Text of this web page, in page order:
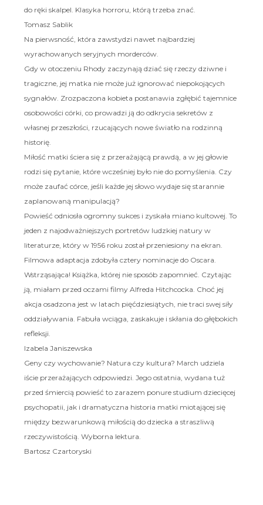
do ręki skalpel. Klasyka horroru, którą trzeba znać.
Tomasz Sablik
Na pierwsność, która zawstydzi nawet najbardziej
wyrachowanych seryjnych morderców.
Gdy w otoczeniu Rhody zaczynają dziać się rzeczy dziwne i
tragiczne, jej matka nie może już ignorować niepokojących
sygnałów. Zrozpaczona kobieta postanawia zgłębić tajemnice
osobowości córki, co prowadzi ją do odkrycia sekretów z
własnej przeszłości, rzucających nowe światło na rodzinną
historię.
Miłość matki ściera się z przerażającą prawdą, a w jej głowie
rodzi się pytanie, które wcześniej było nie do pomyślenia. Czy
może zaufać córce, jeśli każde jej słowo wydaje się starannie
zaplanowaną manipulacją?
Powieść odniosła ogromny sukces i zyskała miano kultowej. To
jeden z najodważniejszych portretów ludzkiej natury w
literaturze, który w 1956 roku został przeniesiony na ekran.
Filmowa adaptacja zdobyła cztery nominacje do Oscara.
Wstrząsająca! Książka, której nie sposób zapomnieć. Czytając
ją, miałam przed oczami filmy Alfreda Hitchcocka. Choć jej
akcja osadzona jest w latach pięćdziesiątych, nie traci swej siły
oddziaływania. Fabuła wciąga, zaskakuje i skłania do głębokich
refleksji.
Izabela Janiszewska
Geny czy wychowanie? Natura czy kultura? March udziela
iście przerażających odpowiedzi. Jego ostatnia, wydana tuż
przed śmiercią powieść to zarazem ponure studium dziecięcej
psychopatii, jak i dramatyczna historia matki miotającej się
między bezwarunkową miłością do dziecka a straszliwą
rzeczywistością. Wyborna lektura.
Bartosz Czartoryski